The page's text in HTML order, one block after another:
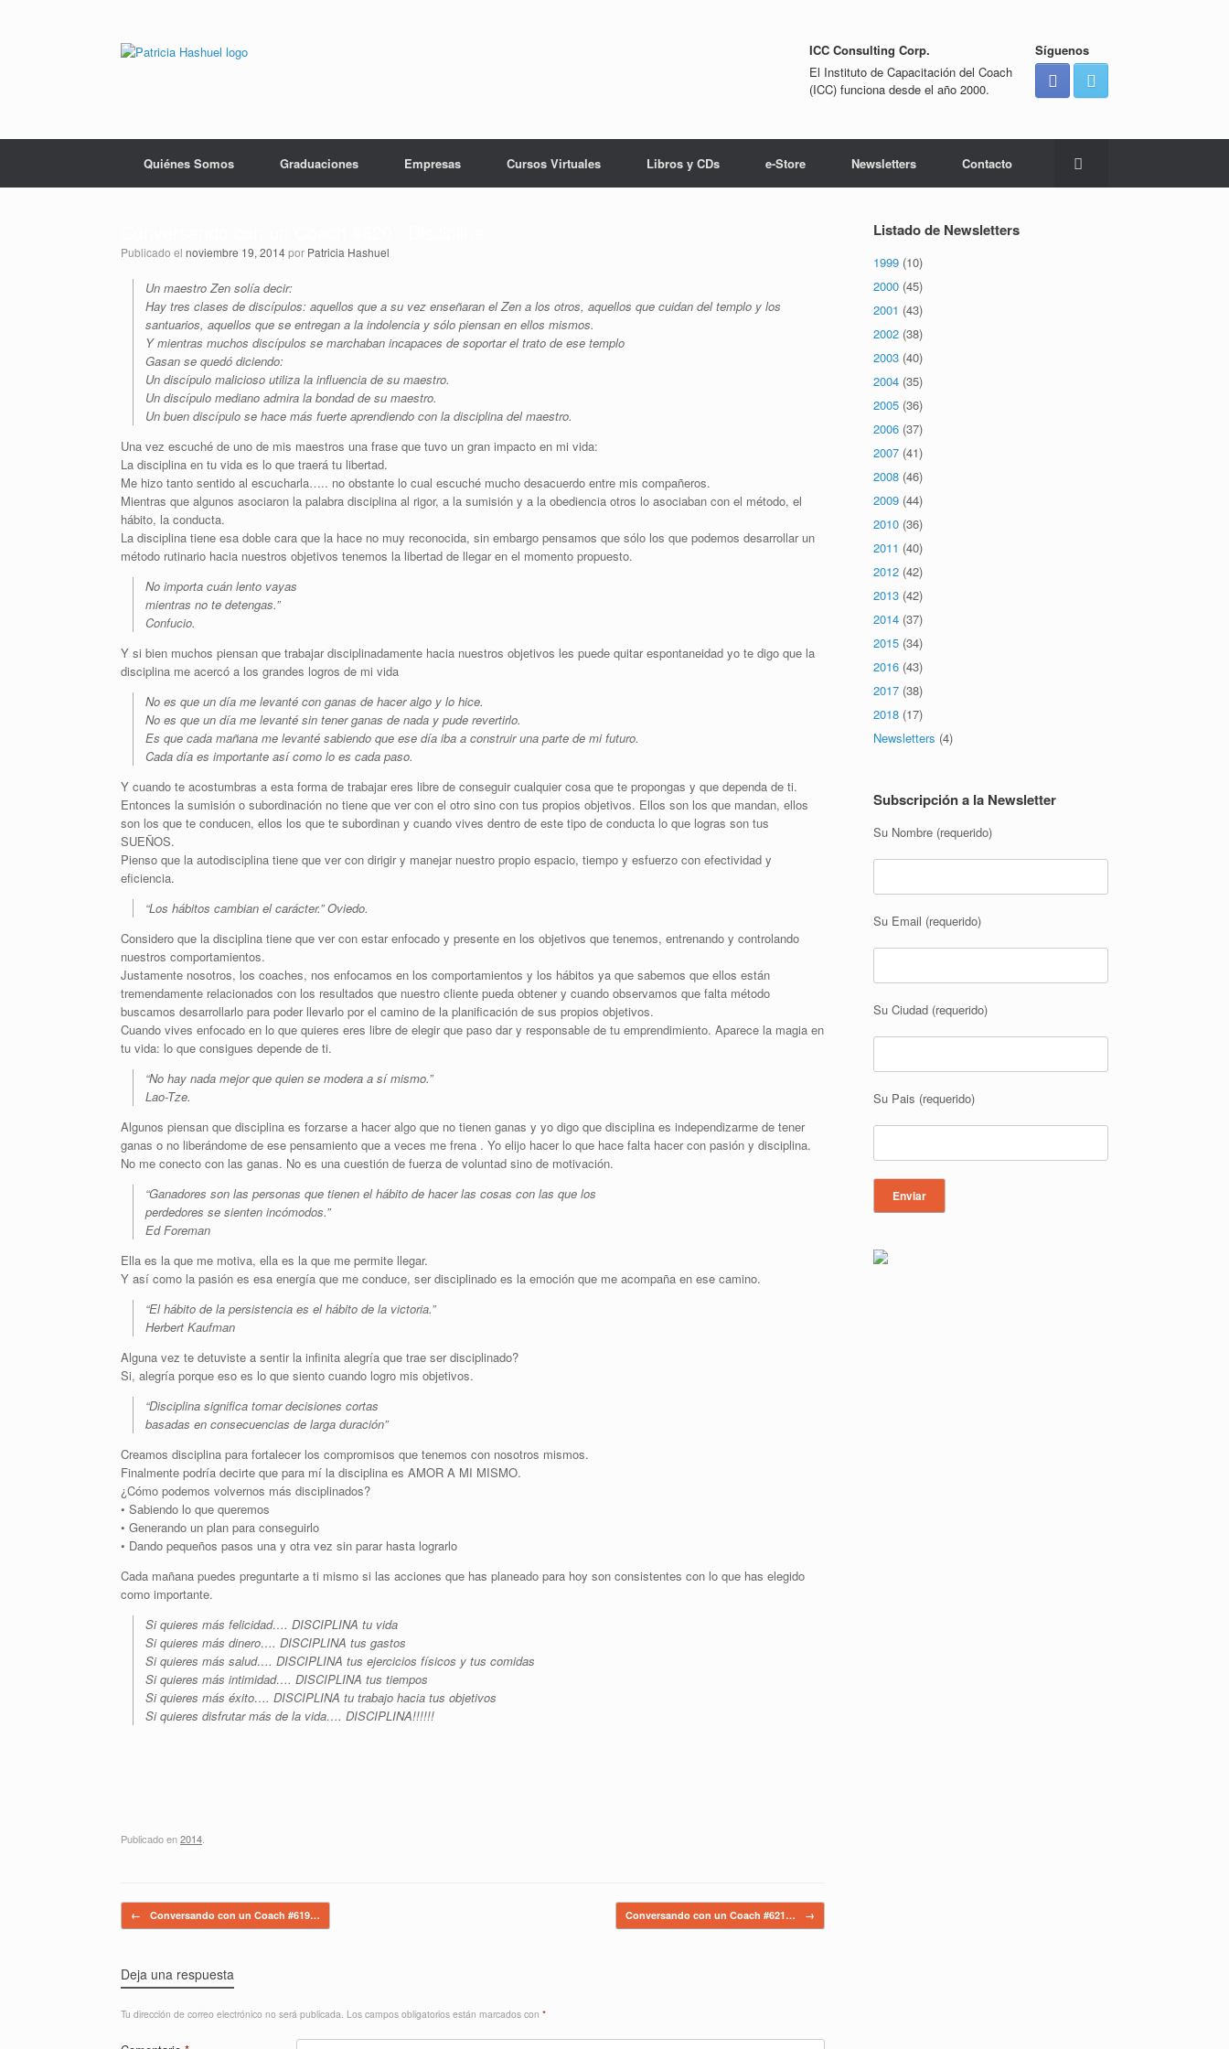
ICC Consulting Corp.
El Instituto de Capacitación del Coach
(ICC) funciona desde el año 2000.
Síguenos
Quiénes Somos Graduaciones Empresas Cursos Virtuales Libros y CDs e-Store Newsletters Contacto
Publicado el noviembre 19, 2014por Patricia Hashuel
Un maestro Zen solía decir:
Hay tres clases de discípulos: aquellos que a su vez enseñaran el Zen a los otros, aquellos que cuidan del templo y los
santuarios, aquellos que se entregan a la indolencia y sólo piensan en ellos mismos.
Y mientras muchos discípulos se marchaban incapaces de soportar el trato de ese templo
Gasan se quedó diciendo:
Un discípulo malicioso utiliza la influencia de su maestro.
Un discípulo mediano admira la bondad de su maestro.
Un buen discípulo se hace más fuerte aprendiendo con la disciplina del maestro.
Una vez escuché de uno de mis maestros una frase que tuvo un gran impacto en mi vida:
La disciplina en tu vida es lo que traerá tu libertad.
Me hizo tanto sentido al escucharla….. no obstante lo cual escuché mucho desacuerdo entre mis compañeros.
Mientras que algunos asociaron la palabra disciplina al rigor, a la sumisión y a la obediencia otros lo asociaban con el método, el
hábito, la conducta.
La disciplina tiene esa doble cara que la hace no muy reconocida, sin embargo pensamos que sólo los que podemos desarrollar un
método rutinario hacia nuestros objetivos tenemos la libertad de llegar en el momento propuesto.
No importa cuán lento vayas
mientras no te detengas.”
Confucio.
Y si bien muchos piensan que trabajar disciplinadamente hacia nuestros objetivos les puede quitar espontaneidad yo te digo que la
disciplina me acercó a los grandes logros de mi vida
No es que un día me levanté con ganas de hacer algo y lo hice.
No es que un día me levanté sin tener ganas de nada y pude revertirlo.
Es que cada mañana me levanté sabiendo que ese día iba a construir una parte de mi futuro.
Cada día es importante así como lo es cada paso.
Y cuando te acostumbras a esta forma de trabajar eres libre de conseguir cualquier cosa que te propongas y que dependa de ti.
Entonces la sumisión o subordinación no tiene que ver con el otro sino con tus propios objetivos. Ellos son los que mandan, ellos
son los que te conducen, ellos los que te subordinan y cuando vives dentro de este tipo de conducta lo que logras son tus
SUEÑOS.
Pienso que la autodisciplina tiene que ver con dirigir y manejar nuestro propio espacio, tiempo y esfuerzo con efectividad y
eficiencia.
“Los hábitos cambian el carácter.” Oviedo.
Considero que la disciplina tiene que ver con estar enfocado y presente en los objetivos que tenemos, entrenando y controlando
nuestros comportamientos.
Justamente nosotros, los coaches, nos enfocamos en los comportamientos y los hábitos ya que sabemos que ellos están
tremendamente relacionados con los resultados que nuestro cliente pueda obtener y cuando observamos que falta método
buscamos desarrollarlo para poder llevarlo por el camino de la planificación de sus propios objetivos.
Cuando vives enfocado en lo que quieres eres libre de elegir que paso dar y responsable de tu emprendimiento. Aparece la magia en
tu vida: lo que consigues depende de ti.
“No hay nada mejor que quien se modera a sí mismo.”
Lao-Tze.
Algunos piensan que disciplina es forzarse a hacer algo que no tienen ganas y yo digo que disciplina es independizarme de tener
ganas o no liberándome de ese pensamiento que a veces me frena . Yo elijo hacer lo que hace falta hacer con pasión y disciplina.
No me conecto con las ganas. No es una cuestión de fuerza de voluntad sino de motivación.
“Ganadores son las personas que tienen el hábito de hacer las cosas con las que los
perdedores se sienten incómodos.”
Ed Foreman
Ella es la que me motiva, ella es la que me permite llegar.
Y así como la pasión es esa energía que me conduce, ser disciplinado es la emoción que me acompaña en ese camino.
“El hábito de la persistencia es el hábito de la victoria.”
Herbert Kaufman
Alguna vez te detuviste a sentir la infinita alegría que trae ser disciplinado?
Si, alegría porque eso es lo que siento cuando logro mis objetivos.
“Disciplina significa tomar decisiones cortas
basadas en consecuencias de larga duración”
Creamos disciplina para fortalecer los compromisos que tenemos con nosotros mismos.
Finalmente podría decirte que para mí la disciplina es AMOR A MI MISMO.
¿Cómo podemos volvernos más disciplinados?
• Sabiendo lo que queremos
• Generando un plan para conseguirlo
• Dando pequeños pasos una y otra vez sin parar hasta lograrlo
Cada mañana puedes preguntarte a ti mismo si las acciones que has planeado para hoy son consistentes con lo que has elegido
como importante.
Si quieres más felicidad…. DISCIPLINA tu vida
Si quieres más dinero…. DISCIPLINA tus gastos
Si quieres más salud…. DISCIPLINA tus ejercicios físicos y tus comidas
Si quieres más intimidad…. DISCIPLINA tus tiempos
Si quieres más éxito…. DISCIPLINA tu trabajo hacia tus objetivos
Si quieres disfrutar más de la vida…. DISCIPLINA!!!!!!
Publicado en2014
Navegador de artículos
← Conversando con un Coach #619… Conversando con un Coach #621… →
Deja una respuesta
Tu dirección de correo electrónico no será publicada. Los campos obligatorios están marcados con *
Listado de Newsletters
1999 (10)
2000 (45)
2001 (43)
2002 (38)
2003 (40)
2004 (35)
2005 (36)
2006 (37)
2007 (41)
2008 (46)
2009 (44)
2010 (36)
2011 (40)
2012 (42)
2013 (42)
2014 (37)
2015 (34)
2016 (43)
2017 (38)
2018 (17)
Newsletters (4)
Subscripción a la Newsletter
Su Nombre (requerido)
Su Email (requerido)
Su Ciudad (requerido)
Su Pais (requerido)